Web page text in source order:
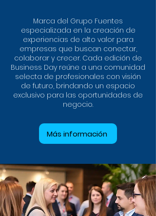
Marca del Grupo Fuentes
especializada en la creación de
experiencias de alto valor para
empresas que buscan conectar,
colaborar y crecer. Cada edición de
Business Day reúne a una comunidad
selecta de profesionales con visión
de futuro, brindando un espacio
exclusivo para las oportunidades de
negocio.
Más información